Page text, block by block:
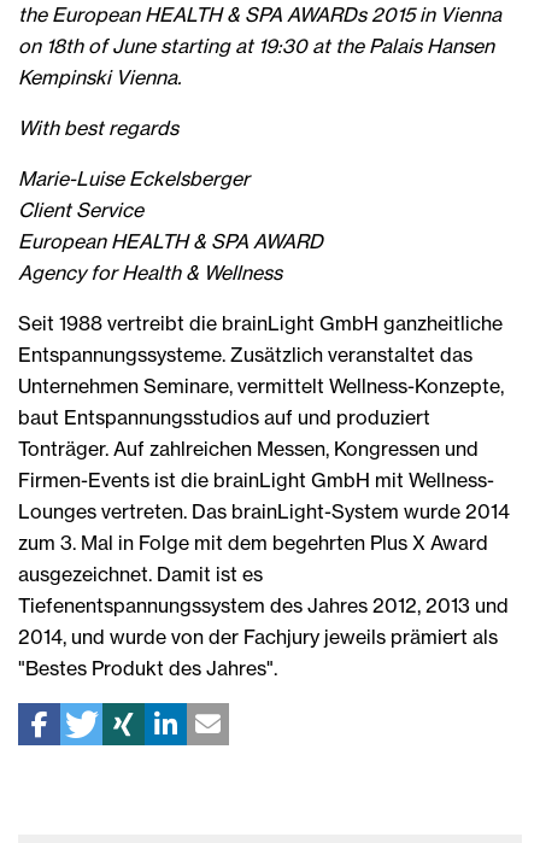
the European HEALTH & SPA AWARDs 2015 in Vienna
on 18th of June starting at 19:30 at the Palais Hansen
Kempinski Vienna.
With best regards
Marie-Luise Eckelsberger
Client Service
European HEALTH & SPA AWARD
Agency for Health & Wellness
Seit 1988 vertreibt die brainLight GmbH ganzheitliche
Entspannungssysteme. Zusätzlich veranstaltet das
Unternehmen Seminare, vermittelt Wellness-Konzepte,
baut Entspannungsstudios auf und produziert
Tonträger. Auf zahlreichen Messen, Kongressen und
Firmen-Events ist die brainLight GmbH mit Wellness-
Lounges vertreten. Das brainLight-System wurde 2014
zum 3. Mal in Folge mit dem begehrten Plus X Award
ausgezeichnet. Damit ist es
Tiefenentspannungssystem des Jahres 2012, 2013 und
2014, und wurde von der Fachjury jeweils prämiert als
"Bestes Produkt des Jahres".